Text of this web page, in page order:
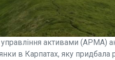
активами (АРМА)
в Карпатах, яку придбала